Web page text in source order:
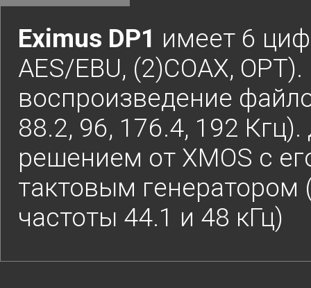
Eximus DP1 имеет 6
AES/EBU, (2)COAX,
воспроизведение
88.2, 96, 176.4, 192
решением от XMOS с
тактовым генератором
частоты 44.1 и 48 кГц)